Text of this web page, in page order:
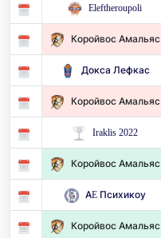
Eleftheroupoli
Коройвос Амальяс
Докса Лефкас
Коройвос Амальяс
Iraklis 2022
Коройвос Амальяс
AE Психикоу
Коройвос Амальяс